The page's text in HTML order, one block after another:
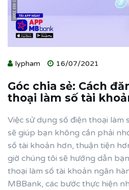
lypham 16/07/2021
Góc chia sẻ: Cách
thoại làm số tài
Việc sử dụng số điện thoại làm
sẽ giúp bạn không cần phải
số tài khoản hơn, thuận tiện
giờ chúng tôi sẽ hướng dẫn
thoại làm số tài khoản ngân
MBBank, các bước thực hiện